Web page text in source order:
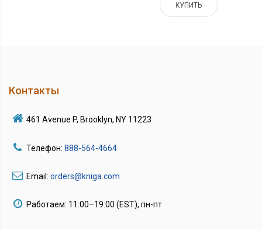
КУПИТЬ
Контакты
461 Avenue P, Brooklyn, NY 11223
Телефон: 888-564-4664
Email: orders@kniga.com
Работаем: 11:00–19:00 (EST), пн-пт